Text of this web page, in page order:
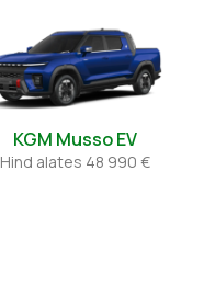
KGM Musso EV
Hind alates 48 990 €